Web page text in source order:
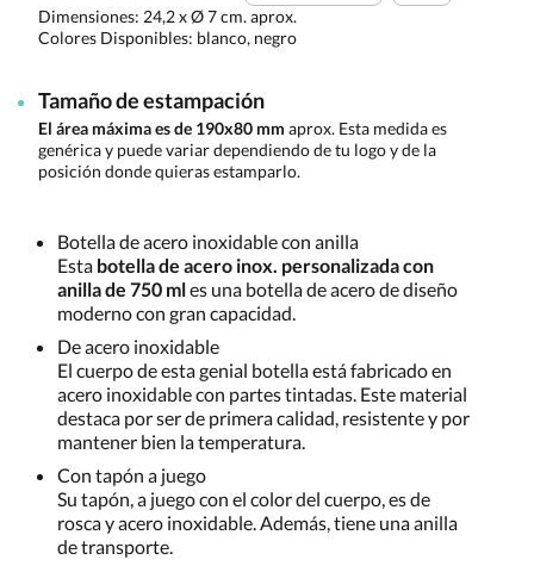
Dimensiones: 24,2 x Ø 7 cm. aprox.
Colores Disponibles: blanco, negro
Tamaño de estampación
El área máxima es de 190x80 mm aprox. Esta medida es
genérica y puede variar dependiendo de tu logo y de la
posición donde quieras estamparlo.
Botella de acero inoxidable con anilla
Esta botella de acero inox. personalizada con
anilla de 750 mles una botella de acero de diseño
moderno con gran capacidad.
De acero inoxidable
El cuerpo de esta genial botella está fabricado en
acero inoxidable con partes tintadas. Este material
destaca por ser de primera calidad, resistente y por
mantener bien la temperatura.
Con tapón a juego
Su tapón, a juego con el color del cuerpo, es de
rosca y acero inoxidable. Además, tiene una anilla
de transporte.